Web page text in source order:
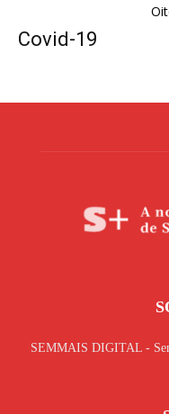
Covid-19
Oito
SEMMAIS DIGITAL -